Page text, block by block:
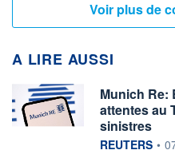
A LIRE AUSSI
Munich Re:
attentes au
sinistres
information
REUTERS •